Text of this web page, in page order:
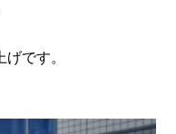
です。